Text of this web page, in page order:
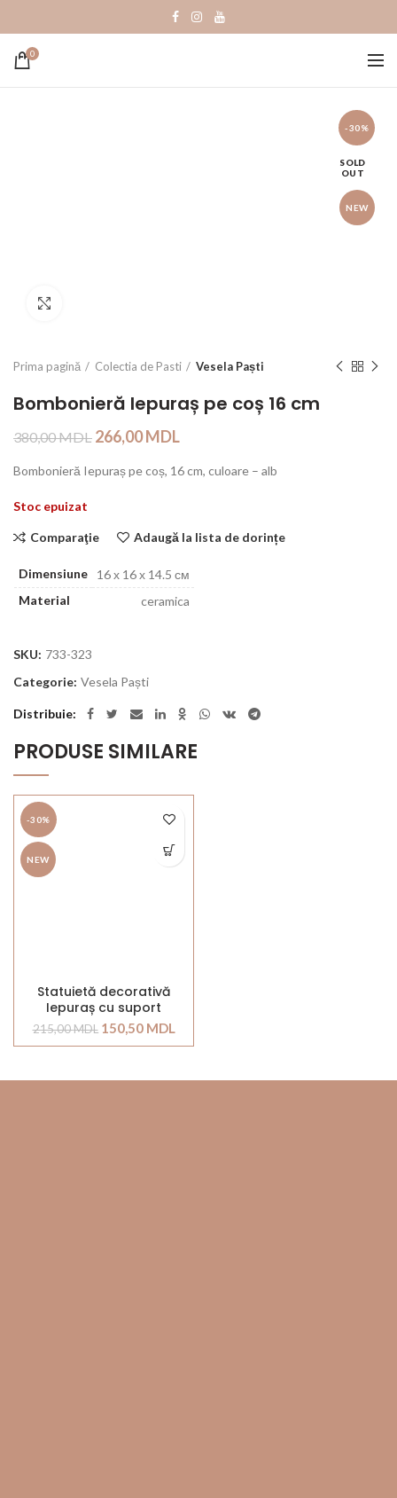
0
-30%
SOLD
OUT
NEW
Prima pagină Colectia de Pasti Vesela Paști
Bombonieră Iepuraș pe coș 16 cm
380,00MDL 266,00MDL
Bombonieră Iepuraș pe coș, 16 cm, culoare – alb
Stoc epuizat
Comparaţie Adaugă la lista de dorințe
Dimensiune
16 х 16 х 14.5 см
Material
ceramica
SKU: 733-323
Categorie: Vesela Paști
Distribuie
PRODUSE SIMILARE
-30%
NEW
Statuietă decorativă
Iepuraș cu suport
pentru ou, 9,5cm
215,00MDL 150,50 MDL